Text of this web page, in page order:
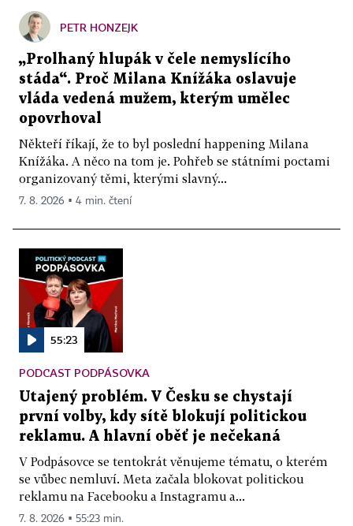
PETR HONZEJK
„Prolhaný hlupák v čele nemyslícího
stáda“. Proč Milana Knížáka oslavuje
vláda vedená mužem, kterým umělec
opovrhoval
Někteří říkají, že to byl poslední happening Milana
Knížáka. A něco na tom je. Pohřeb se státními poctami
organizovaný těmi, kterými slavný...
7. 8. 2026 ▪ 4 min. čtení
55:23
PODCAST PODPÁSOVKA
Utajený problém. V Česku se chystají
první volby, kdy sítě blokují politickou
reklamu. A hlavní oběť je nečekaná
V Podpásovce se tentokrát věnujeme tématu, o kterém
se vůbec nemluví. Meta začala blokovat politickou
reklamu na Facebooku a Instagramu a...
7. 8. 2026 ▪ 55:23 min.